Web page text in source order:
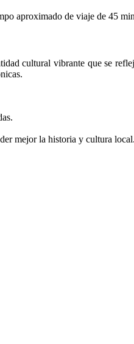
aproximado de viaje de 45
cultural vibrante que se
mejor la historia y cultura local.